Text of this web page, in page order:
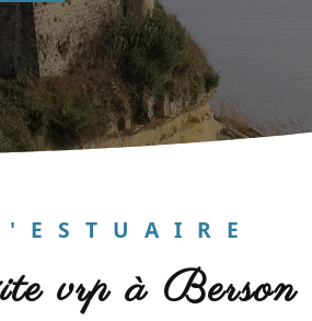
L'ESTUAIRE
gite vrp à Berson